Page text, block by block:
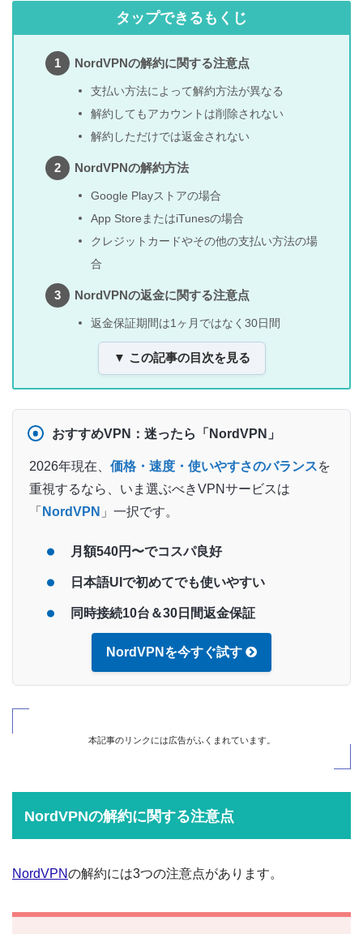
タップできるもくじ
NordVPNの解約に関する注意点
支払い方法によって解約方法が異なる
解約してもアカウントは削除されない
解約しただけでは返金されない
NordVPNの解約方法
Google Playストアの場合
App StoreまたはiTunesの場合
クレジットカードやその他の支払い方法の場
合
NordVPNの返金に関する注意点
返金保証期間は1ヶ月ではなく30日間
▼ この記事の目次を見る
おすすめVPN：迷ったら「NordVPN」
2026年現在、 価格・速度・使いやすさのバランスを
重視するなら、いま選ぶべきVPNサービスは
「 NordVPN 」一択です。
月額540円〜でコスパ良好
日本語UIで初めてでも使いやすい
同時接続10台＆30日間返金保証
NordVPNを今すぐ試す
本記事のリンクには広告がふくまれています。
NordVPNの解約に関する注意点
NordVPNの解約には3つの注意点があります。